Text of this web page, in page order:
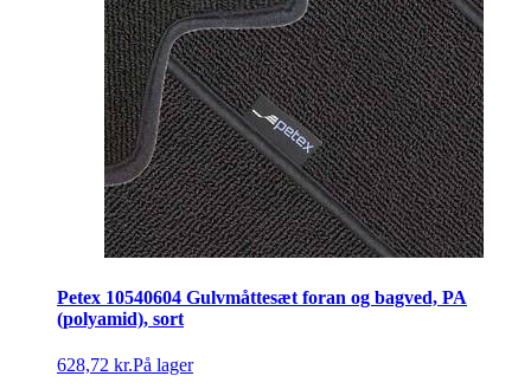
Petex 10540604 Gulvmåttesæt foran og bagved, PA
(polyamid), sort
628,72 kr.På lager